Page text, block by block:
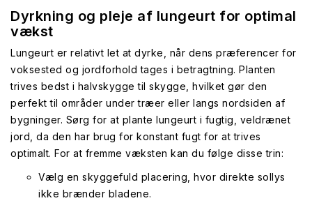
Dyrkning og pleje af lungeurt for optimal
vækst
Lungeurt er relativt let at dyrke, når dens præferencer for
voksested og jordforhold tages i betragtning. Planten
trives bedst i halvskygge til skygge, hvilket gør den
perfekt til områder under træer eller langs nordsiden af
bygninger. Sørg for at plante lungeurt i fugtig, veldrænet
jord, da den har brug for konstant fugt for at trives
optimalt. For at fremme væksten kan du følge disse trin:
Vælg en skyggefuld placering, hvor direkte sollys
ikke brænder bladene.